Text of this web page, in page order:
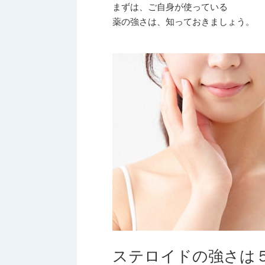
まずは、ご自身が使っている
薬の強さは、知っておきましょう。
ステロイドの強さは